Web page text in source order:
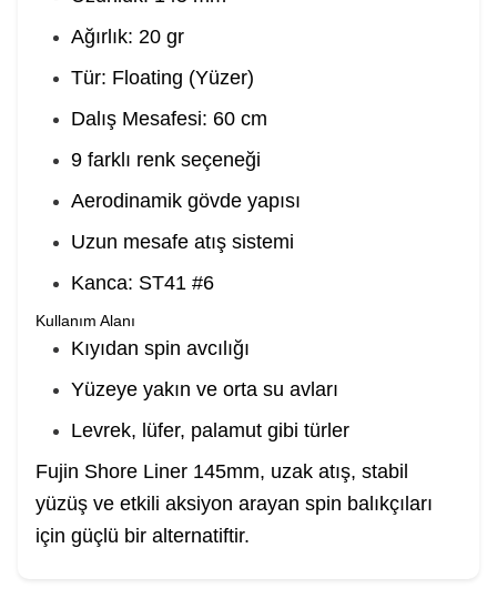
Ağırlık: 20 gr
Tür: Floating (Yüzer)
Dalış Mesafesi: 60 cm
9 farklı renk seçeneği
Aerodinamik gövde yapısı
Uzun mesafe atış sistemi
Kanca: ST41 #6
Kullanım Alanı
Kıyıdan spin avcılığı
Yüzeye yakın ve orta su avları
Levrek, lüfer, palamut gibi türler
Fujin Shore Liner 145mm, uzak atış, stabil
yüzüş ve etkili aksiyon arayan spin balıkçıları
için güçlü bir alternatiftir.